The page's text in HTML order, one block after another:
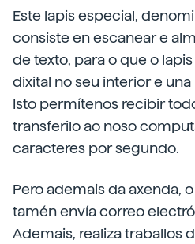
Este lapis especial,
consiste en escanear e
de texto, para o que o
dixital no seu interior e
Isto permítenos recibir
transferilo ao noso
caracteres por segundo.
Pero ademais da axenda,
tamén envía correo
Ademais, realiza traballos